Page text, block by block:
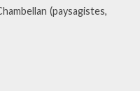
(paysagistes,